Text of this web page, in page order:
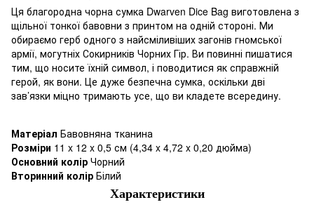
Ця благородна чорна сумка Dwarven Dice Bag виготовлена з
щільної тонкої бавовни з принтом на одній стороні. Ми
обираємо герб одного з найсміливіших загонів гномської
армії, могутніх Сокирників Чорних Гір. Ви повинні пишатися
тим, що носите їхній символ, і поводитися як справжній
герой, як вони. Це дуже безпечна сумка, оскільки дві
зав’язки міцно тримають усе, що ви кладете всередину.
Матеріал Бавовняна тканина
Розміри 11 x 12 x 0,5 см (4,34 x 4,72 x 0,20 дюйма)
Основний колір Чорний
Вторинний колір Білий
Характеристики